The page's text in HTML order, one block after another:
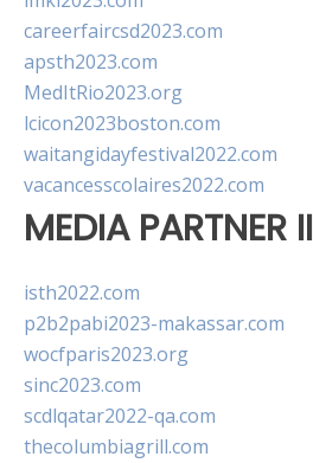
careerfaircsd2023.com
apsth2023.com
MedItRio2023.org
lcicon2023boston.com
waitangidayfestival2022.com
vacancesscolaires2022.com
MEDIA PARTNER II
isth2022.com
p2b2pabi2023-makassar.com
wocfparis2023.org
sinc2023.com
scdlqatar2022-qa.com
thecolumbiagrill.com